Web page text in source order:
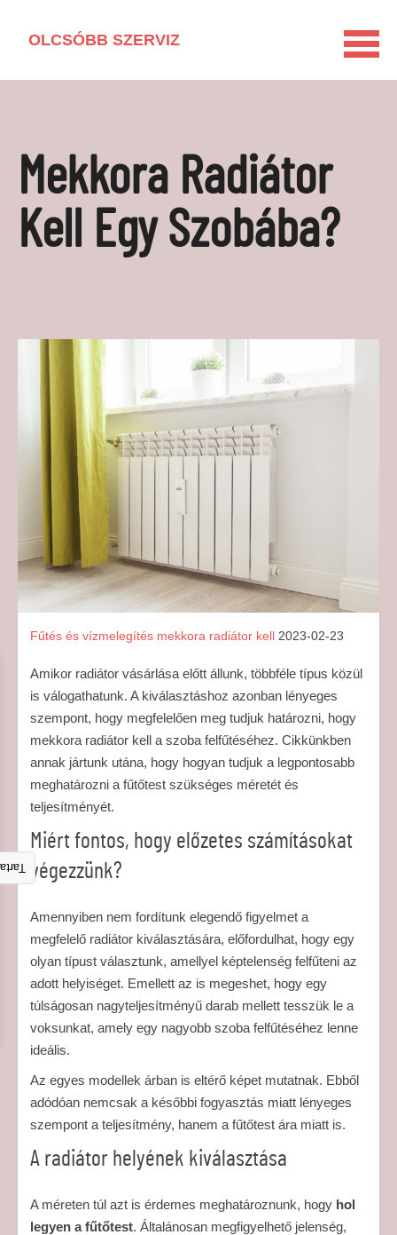
OLCSÓBB SZERVIZ
LAKÁSFELÚJÍTÁS
VEGYSZERMENTES HÁZTARTÁS
BARKÁCSOLÁS
Mekkora Radiátor
Kell Egy Szobába?
Fűtés és vízmelegítés mekkora radiátor kell 2023-02-23
Amikor radiátor vásárlása előtt állunk, többféle típus közül
is válogathatunk. A kiválasztáshoz azonban lényeges
szempont, hogy megfelelően meg tudjuk határozni, hogy
mekkora radiátor kell a szoba felfűtéséhez. Cikkünkben
annak jártunk utána, hogy hogyan tudjuk a legpontosabb
meghatározni a fűtőtest szükséges méretét és
teljesítményét.
Miért fontos, hogy előzetes számításokat
végezzünk?
Amennyiben nem fordítunk elegendő figyelmet a
megfelelő radiátor kiválasztására, előfordulhat, hogy egy
olyan típust választunk, amellyel képtelenség felfűteni az
adott helyiséget. Emellett az is megeshet, hogy egy
túlságosan nagyteljesítményű darab mellett tesszük le a
voksunkat, amely egy nagyobb szoba felfűtéséhez lenne
ideális.
Az egyes modellek árban is eltérő képet mutatnak. Ebből
adódóan nemcsak a későbbi fogyasztás miatt lényeges
szempont a teljesítmény, hanem a fűtőtest ára miatt is.
A radiátor helyének kiválasztása
A méreten túl azt is érdemes meghatároznunk, hogy hol
legyen a fűtőtest. Általánosan megfigyelhető jelenség,